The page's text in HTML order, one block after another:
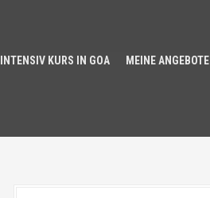
INTENSIV KURS IN GOA MEINE ANGEBOTE